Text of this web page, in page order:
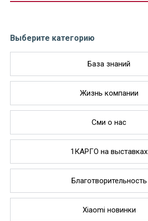
Выберите категорию
База знаний
Жизнь компании
Сми о нас
1КАРГО на выставках
Благотворительность
Xiaomi новинки